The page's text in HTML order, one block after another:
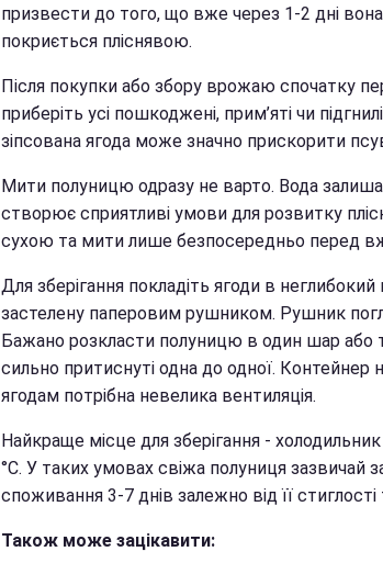
призвести до того, що вже через 1-2 дні
покриється пліснявою.
Після покупки або збору врожаю спочатку
приберіть усі пошкоджені, прим’яті чи
зіпсована ягода може значно прискорити
Мити полуницю одразу не варто. Вода
створює сприятливі умови для розвитку
сухою та мити лише безпосередньо перед
Для зберігання покладіть ягоди в
застелену паперовим рушником. Рушник
Бажано розкласти полуницю в один шар або
сильно притиснуті одна до одної. Контейнер
ягодам потрібна невелика вентиляція.
Найкраще місце для зберігання -
°C. У таких умовах свіжа полуниця
споживання 3-7 днів залежно від її стиглості
Також може зацікавити: